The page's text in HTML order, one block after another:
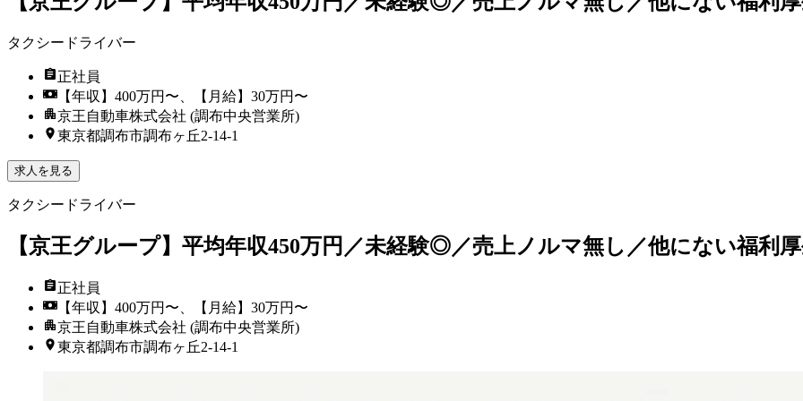
タクシードライバー
正社員
【年収】400万円〜、【月給】30万円〜
京王自動車株式会社 (調布中央営業所)
東京都調布市調布ヶ丘2-14-1
求人を見る
タクシードライバー
【京王グループ】平均年収450万円／未経験◎／売上ノルマ無し／他にない福利
正社員
【年収】400万円〜、【月給】30万円〜
京王自動車株式会社 (調布中央営業所)
東京都調布市調布ヶ丘2-14-1